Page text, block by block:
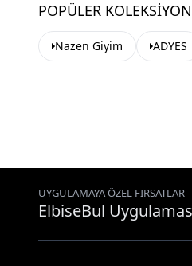
POPÜLER
Nazen Giyim ADYES
UYGULAMAYA ÖZEL FIRSATLAR
ElbiseBul